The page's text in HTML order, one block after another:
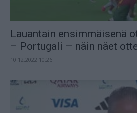
Lauantain ensimmäisenä
– Portugali – näin näet
10.12.2022 10:26